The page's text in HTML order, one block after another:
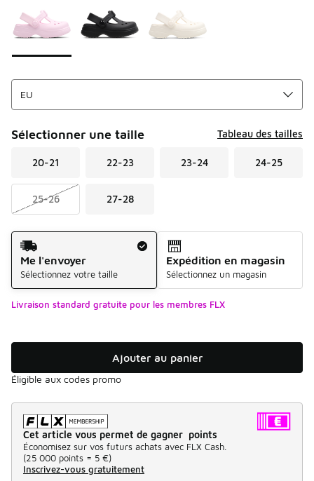
Sélectionner une taille Tableau des tailles
20-21 22-23 23-24 24-25
25-26 27-28
Mode d'expédition
Me l'envoyer
Sélectionnez votre taille
Expédition en magasin
Sélectionnez un magasin
Livraison standard gratuite pour les membres FLX
Ajouter au panier
Éligible aux codes promo
Cet article vous permet de gagner points
Économisez sur vos futurs achats avec FLX Cash.
(25 000 points = 5 €)
Inscrivez-vous gratuitement